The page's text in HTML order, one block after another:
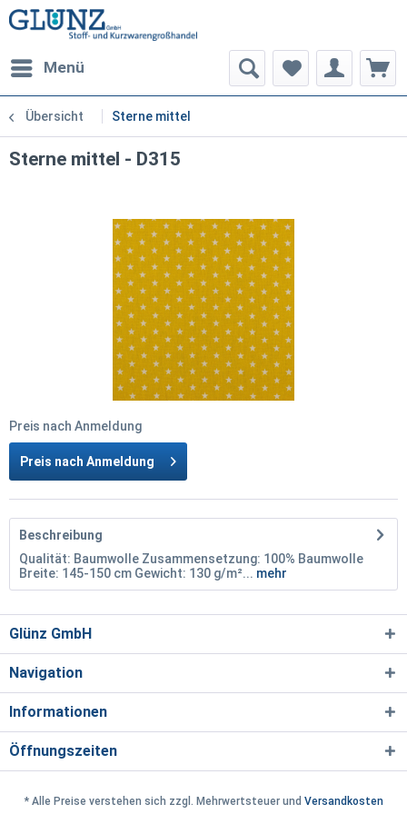
Menü
Übersicht Sterne mittel
Sterne mittel - D315
Preis nach Anmeldung
Preis nach Anmeldung
Beschreibung
Qualität: Baumwolle Zusammensetzung: 100% Baumwolle
Breite: 145-150 cm Gewicht: 130 g/m²... mehr
Glünz GmbH
Navigation
Informationen
Öffnungszeiten
* Alle Preise verstehen sich zzgl. Mehrwertsteuer und Versandkosten